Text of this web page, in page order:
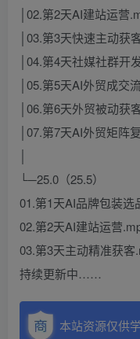
│02.第2天AI建站运营
│03.第3天快速主动获
│04.第4天社媒社群开
│05.第5天AI外贸成交
│06.第6天外贸被动获
│07.第7天AI外贸矩阵
│
└─25.0（25.5）
01.第1天AI品牌包装选
02.第2天AI建站运营
03.第3天主动精准获客
持续更新中……
本站资源仅供